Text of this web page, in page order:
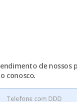
de nossos
conosco.